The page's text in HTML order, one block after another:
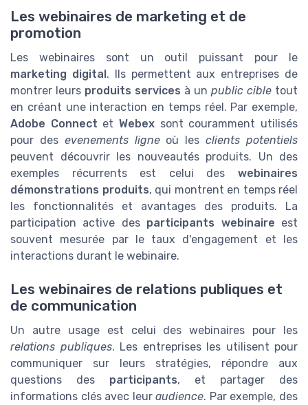
Les webinaires de marketing et de
promotion
Les webinaires sont un outil puissant pour le
marketing digital. Ils permettent aux entreprises de
montrer leurs produits services à un public cible tout
en créant une interaction en temps réel. Par exemple,
Adobe Connect etWebex sont couramment utilisés
pour des evenements ligneoù lesclients potentiels
peuvent découvrir les nouveautés produits. Un des
exemples récurrents est celui des webinaires
démonstrations produits, qui montrent en temps réel
les fonctionnalités et avantages des produits. La
participation active des participants webinaire est
souvent mesurée par le taux d'engagement et les
interactions durant le webinaire.
Les webinaires de relations publiques et
de communication
Un autre usage est celui des webinaires pour les
relations publiques. Les entreprises les utilisent pour
communiquer sur leurs stratégies, répondre aux
questions des participants, et partager des
informations clés avec leuraudience. Par exemple, des